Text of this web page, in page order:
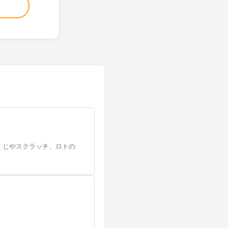
やスクラッチ、ロトの